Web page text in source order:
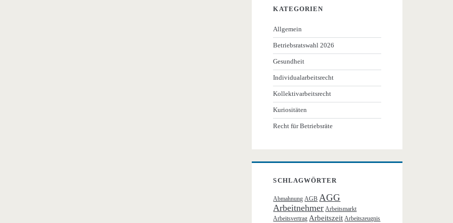
KATEGORIEN
Allgemein
Betriebsratswahl 2026
Gesundheit
Individualarbeitsrecht
Kollektivarbeitsrecht
Kuriositäten
Recht für Betriebsräte
SCHLAGWÖRTER
Abmahnung AGB AGG
Arbeitnehmer Arbeitsmarkt
Arbeitsvertrag Arbeitszeit Arbeitszeugnis